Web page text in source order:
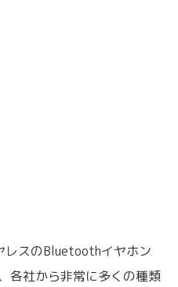
レスのBluetoothイヤホン
各社から非常に多くの種類